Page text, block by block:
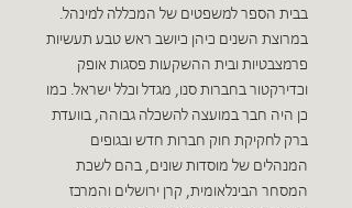
בבית הספר למשפטים של המכללה למינהל‮.
‬במרוצת השנים כיהן כיושב ראש טבע תעשיות
פרמצבטיות ובית ההשקעות פסגות אופק
וכדירקטור בחברות סנו‮, ‬מגדל וכלל ישראל‮. ‬כמו
כן היה חבר במועצה להשכלה גבוהה‮, ‬בוועדת
ברק לחקיקת חוק חברות חדש ובגופים
המנהלים של מוסדות שונים‮, ‬בהם לשכת
המסחר הבינלאומית‮, ‬קרן ירושלים והמרכז